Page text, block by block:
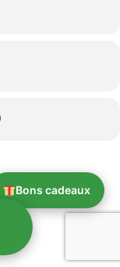
légales
Bons cadeaux